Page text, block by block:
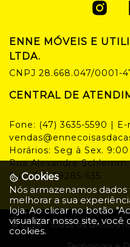
ENNE MÓVEIS E
LTDA.
CNPJ 28.668.047/0001-
CENTRAL DE
Fone: (47) 3635-5590 | E-
Horários: Seg à Sex.
Rua Alexandre
Sul - SC, 89285-635
©2026- Todos os direitos
Cookies
Nós armazenamos
melhorar a sua
loja. Ao clicar no botão
visualizar nosso site,
cookies.